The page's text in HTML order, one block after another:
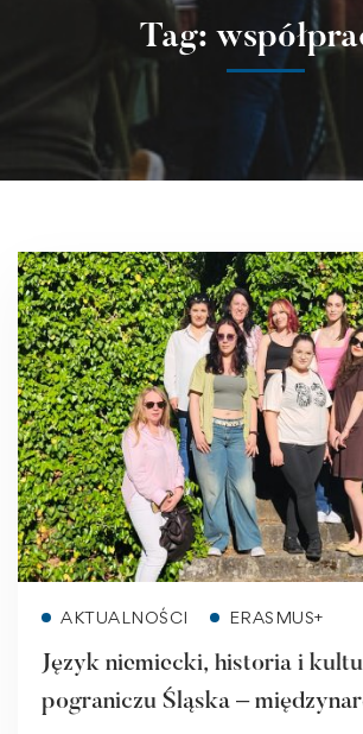
Tag:
AKTUALNOŚCI ERASMUS+
Język niemiecki, historia i
pograniczu Śląska –